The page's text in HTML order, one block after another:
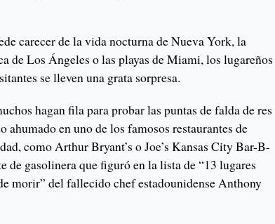
carecer de la vida nocturna de Nueva York, la
de Los Ángeles o las playas de Miami, los lugareños
se lleven una grata sorpresa.
hagan fila para probar las puntas de falda de res
ahumado en uno de los famosos restaurantes de
como Arthur Bryant’s o Joe’s Kansas City Bar-B-
de gasolinera que figuró en la lista de “13 lugares
morir” del fallecido chef estadounidense Anthony